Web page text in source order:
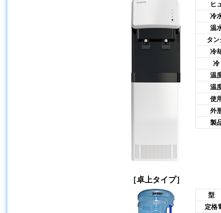
ヒ
冷
温
タ
冷
温
温
使
外
製
［卓上タイプ］
型
定格